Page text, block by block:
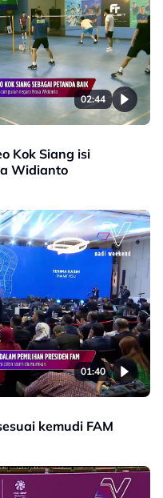
02:44
Kok Siang isi
Widianto
01:40
kemudi FAM